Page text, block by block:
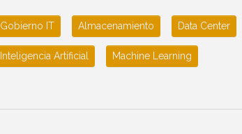
Gobierno IT Almacenamiento Data Center
Inteligencia Artificial Machine Learning